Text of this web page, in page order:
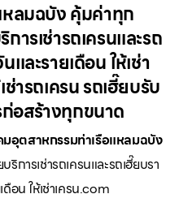
หลมฉบัง คุ้มค่าทุก
ารเช่ารถเครนและรถ
ละรายเดือน ให้เช่า
ารถเครน รถเฮี๊ยบรับ
ก่อสร้างทุกขนาด
อุตสาหกรรมท่าเรือแหลมฉบัง
ารเช่ารถเครนและรถเฮี๊ยบรา
อน ให้เช่าเครน.com